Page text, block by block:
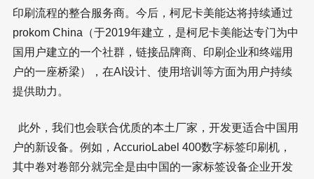
印刷流程的整合服务商。今后，柯尼卡美能达将持续通过
prokom China（于2019年建立，是柯尼卡美能达专门为中
国用户建立的一个社群，链接品牌商、印刷企业和终端用
户的一座桥梁），在AI设计、使用培训等方面为用户持续
提供助力。
此外，我们也会联合优质的本土厂家，开发更适合中国用
户的新设备。例如，AccurioLabel 400数字标签印刷机，
其中卷对卷部分就完全是由中国的一家标签设备企业开发